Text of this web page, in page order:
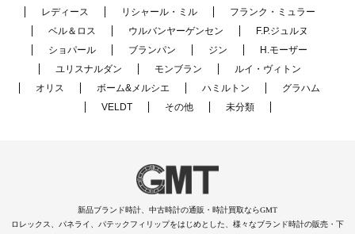
レディース
リシャール・ミル
フランク・ミュラー
ベル＆ロス
ウルバンヤーゲンセン
F.P.ジュルヌ
ショパール
ブランパン ジン
H.モーザー
ユリスナルダン
モンブラン
ルイ・ヴィトン
オリス
ボーム&メルシエ ハミルトン
グラハム
VELDT
その他 未分類
新品ブランド時計、中古時計の通販・時計買取ならGMT
ロレックス、パネライ、パテックフィリップをはじめとした、様々なブランド時計の販売・下